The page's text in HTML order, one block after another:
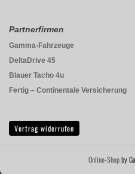
Partnerfirmen
Gamma-Fahrzeuge
DeltaDrive 45
Blauer Tacho 4u
Fertig – Continentale Versicherung
Vertrag widerrufen
Online-Shopby